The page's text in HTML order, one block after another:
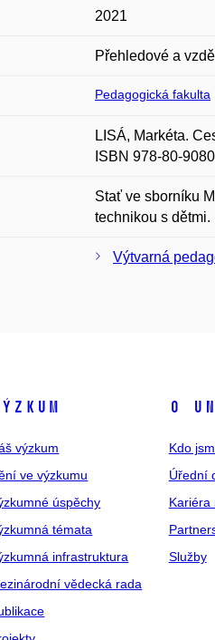
2021
Přehledové a
Pedagogická fakulta
LISÁ, Markéta.
ISBN 978-80-
Stať ve sborníku
technikou s dětmi.
Výtvarná
výzkum
ve výzkumu
úspěchy
témata
infrastruktura
vědecká rada
O
Kdo
Úřední
Kariéra
Služby